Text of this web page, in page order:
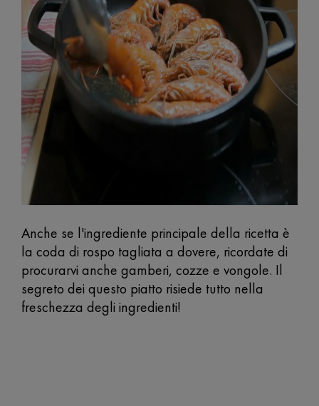
Anche se l'ingrediente principale della ricetta è
la coda di rospo tagliata a dovere, ricordate di
procurarvi anche gamberi, cozze e vongole. Il
segreto dei questo piatto risiede tutto nella
freschezza degli ingredienti!